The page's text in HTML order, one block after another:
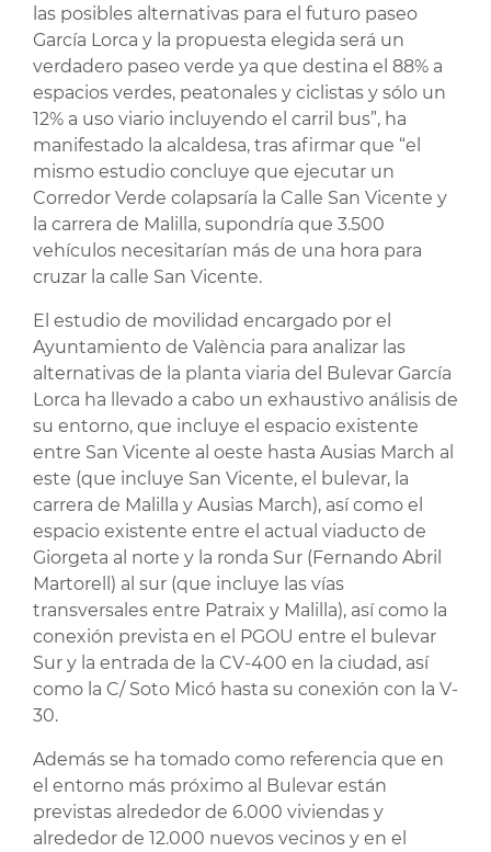
las posibles alternativas para el futuro paseo
García Lorca y la propuesta elegida será un
verdadero paseo verde ya que destina el 88% a
espacios verdes, peatonales y ciclistas y sólo un
12% a uso viario incluyendo el carril bus”, ha
manifestado la alcaldesa, tras afirmar que “el
mismo estudio concluye que ejecutar un
Corredor Verde colapsaría la Calle San Vicente y
la carrera de Malilla, supondría que 3.500
vehículos necesitarían más de una hora para
cruzar la calle San Vicente.
El estudio de movilidad encargado por el
Ayuntamiento de València para analizar las
alternativas de la planta viaria del Bulevar García
Lorca ha llevado a cabo un exhaustivo análisis de
su entorno, que incluye el espacio existente
entre San Vicente al oeste hasta Ausias March al
este (que incluye San Vicente, el bulevar, la
carrera de Malilla y Ausias March), así como el
espacio existente entre el actual viaducto de
Giorgeta al norte y la ronda Sur (Fernando Abril
Martorell) al sur (que incluye las vías
transversales entre Patraix y Malilla), así como la
conexión prevista en el PGOU entre el bulevar
Sur y la entrada de la CV-400 en la ciudad, así
como la C/ Soto Micó hasta su conexión con la V-
30.
Además se ha tomado como referencia que en
el entorno más próximo al Bulevar están
previstas alrededor de 6.000 viviendas y
alrededor de 12.000 nuevos vecinos y en el